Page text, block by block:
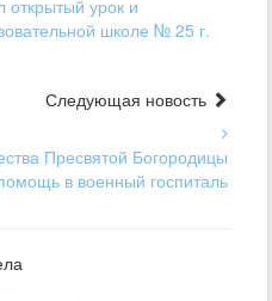
урок и
школе № 25 г.
Следующая новость
Пресвятой Богородицы
в военный госпиталь